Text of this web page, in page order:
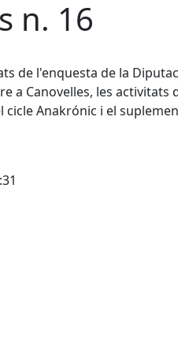
n. 16
de l'enquesta de la
a Canovelles, les activitats
cicle Anakrónic i el